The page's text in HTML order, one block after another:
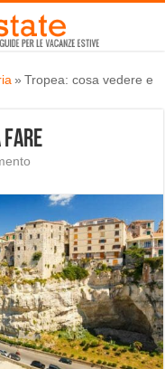
» Tropea: cosa vedere e
fare